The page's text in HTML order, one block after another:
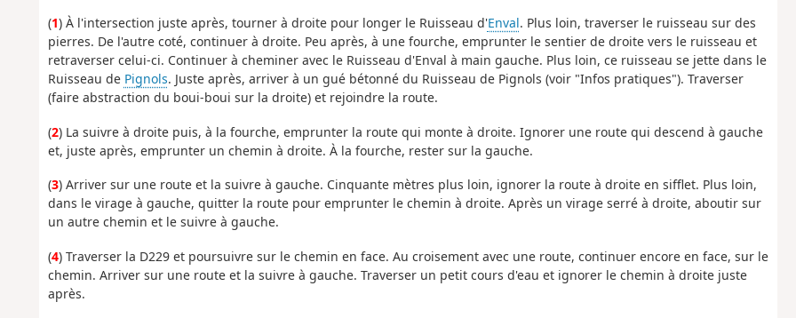
(1) À l'intersection juste après, tourner à droite pour longer le Ruisseau d'Enval. Plus loin, traverser le ruisseau sur des
pierres. De l'autre coté, continuer à droite. Peu après, à une fourche, emprunter le sentier de droite vers le ruisseau et
retraverser celui-ci. Continuer à cheminer avec le Ruisseau d'Enval à main gauche. Plus loin, ce ruisseau se jette dans le
Ruisseau de Pignols. Juste après, arriver à un gué bétonné du Ruisseau de Pignols (voir "Infos pratiques"). Traverser
(faire abstraction du boui-boui sur la droite) et rejoindre la route.
(2) La suivre à droite puis, à la fourche, emprunter la route qui monte à droite. Ignorer une route qui descend à gauche
et, juste après, emprunter un chemin à droite. À la fourche, rester sur la gauche.
(3) Arriver sur une route et la suivre à gauche. Cinquante mètres plus loin, ignorer la route à droite en sifflet. Plus loin,
dans le virage à gauche, quitter la route pour emprunter le chemin à droite. Après un virage serré à droite, aboutir sur
un autre chemin et le suivre à gauche.
(4) Traverser la D229 et poursuivre sur le chemin en face. Au croisement avec une route, continuer encore en face, sur le
chemin. Arriver sur une route et la suivre à gauche. Traverser un petit cours d'eau et ignorer le chemin à droite juste
après.